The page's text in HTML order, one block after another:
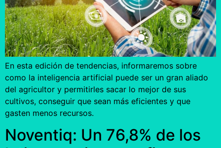
En esta edición de tendencias, informaremos sobre
como la inteligencia artificial puede ser un gran aliado
del agricultor y permitirles sacar lo mejor de sus
cultivos, conseguir que sean más eficientes y que
gasten menos recursos.
Noventiq: Un 76,8% de los